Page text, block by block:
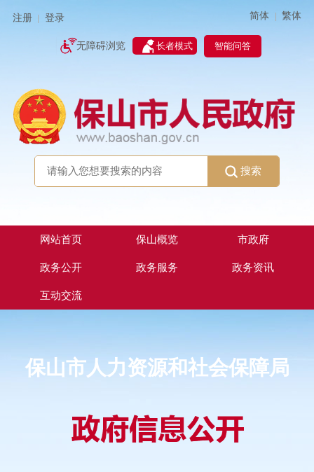
注册 登录 简体 | 繁体
无障碍浏览 长者模式 智能问答
搜索
网站首页 保山概览 市政府
政务公开 政务服务 政务资讯
互动交流
保山市人力资源和社会保障局